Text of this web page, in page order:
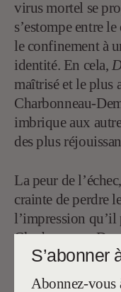
virus mortel se
s’estompe entre
le confinement à
identité. En cela,
maîtrisé et le plus
Charbonneau-
imbrique aux
des plus
La peur de
crainte de perdre
l’impression
Charbonneau-
peut fragiliser
La façon qu’il a
S’abonner
Abonnez-vous